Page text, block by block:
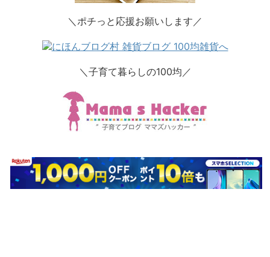
＼ポチっと応援お願いします／
＼子育て暮らしの100均／